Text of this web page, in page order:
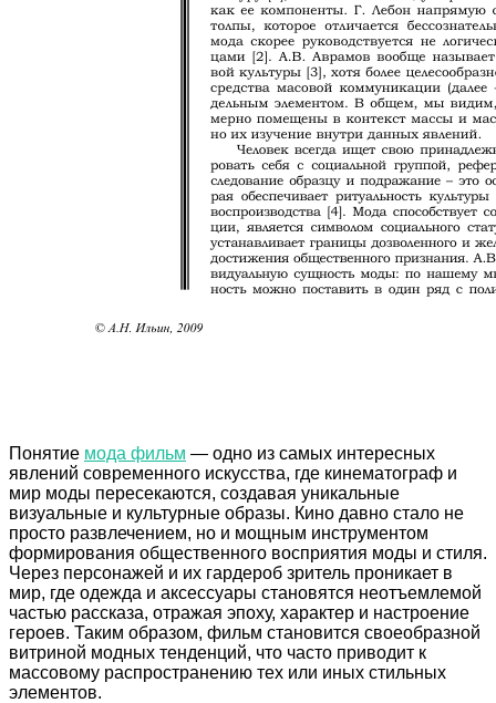
Понятие мода фильм — одно из самых интересных
явлений современного искусства, где кинематограф и
мир моды пересекаются, создавая уникальные
визуальные и культурные образы. Кино давно стало не
просто развлечением, но и мощным инструментом
формирования общественного восприятия моды и стиля.
Через персонажей и их гардероб зритель проникает в
мир, где одежда и аксессуары становятся неотъемлемой
частью рассказа, отражая эпоху, характер и настроение
героев. Таким образом, фильм становится своеобразной
витриной модных тенденций, что часто приводит к
массовому распространению тех или иных стильных
элементов.